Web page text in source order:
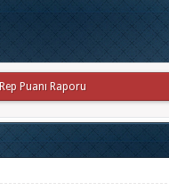
Rep Puanı Raporu